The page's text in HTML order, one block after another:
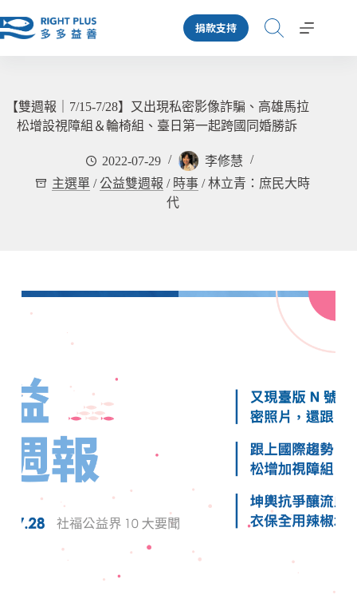
至
捐款支持
【雙週報｜7/15-7/28】又出現私密影像詐騙、高雄馬拉
松增設視障組＆輪椅組、臺日第一起跨國同婚勝訴
2022-07-29
李修慧
主選單 /公益雙週報 / 時事 /林立青：庶民大時
代